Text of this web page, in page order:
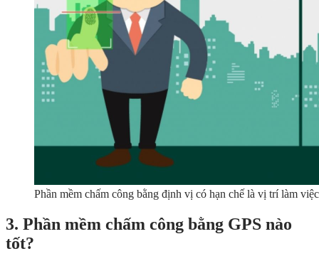
Phần mềm chấm công bằng định vị có hạn chế là vị trí làm
3. Phần mềm chấm công bằng GPS nào
tốt?